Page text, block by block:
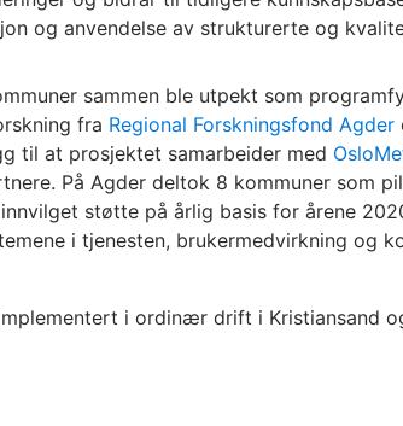
og anvendelse av strukturerte og
sammen ble utpekt som
fra Regional Forskningsfond Agder
til at prosjektet samarbeider med
På Agder deltok 8 kommuner som
støtte på årlig basis for årene
i tjenesten, brukermedvirkning og
i ordinær drift i Kristiansand